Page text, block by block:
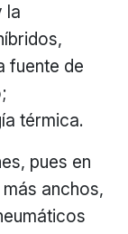
la
fuente de
térmica.
pues en
anchos,